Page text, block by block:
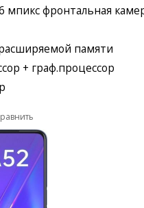
мпикс фронтальная
памяти
+ граф.процессор